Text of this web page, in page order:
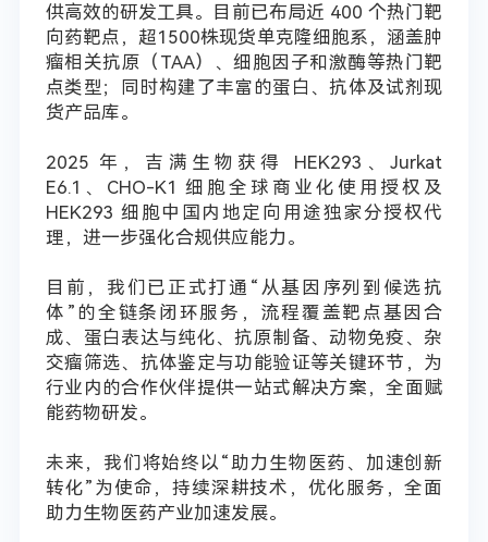
供高效的研发工具。目前已布局近 400 个热门靶
向药靶点，超1500株现货单克隆细胞系，涵盖肿
瘤相关抗原（TAA）、细胞因子和激酶等热门靶
点类型；同时构建了丰富的蛋白、抗体及试剂现
货产品库。
2025 年，吉满生物获得 HEK293、Jurkat
E6.1、CHO-K1 细胞全球商业化使用授权及
HEK293 细胞中国内地定向用途独家分授权代
理，进一步强化合规供应能力。
目前，我们已正式打通“从基因序列到候选抗
体”的全链条闭环服务，流程覆盖靶点基因合
成、蛋白表达与纯化、抗原制备、动物免疫、杂
交瘤筛选、抗体鉴定与功能验证等关键环节，为
行业内的合作伙伴提供一站式解决方案，全面赋
能药物研发。
未来，我们将始终以“助力生物医药、加速创新
转化”为使命，持续深耕技术，优化服务，全面
助力生物医药产业加速发展。